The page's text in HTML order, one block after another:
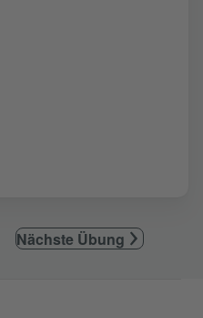
Nächste Übung